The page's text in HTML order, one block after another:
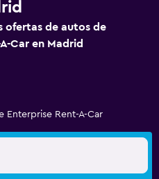
ofertas de autos de
Car en Madrid
Enterprise Rent-A-Car